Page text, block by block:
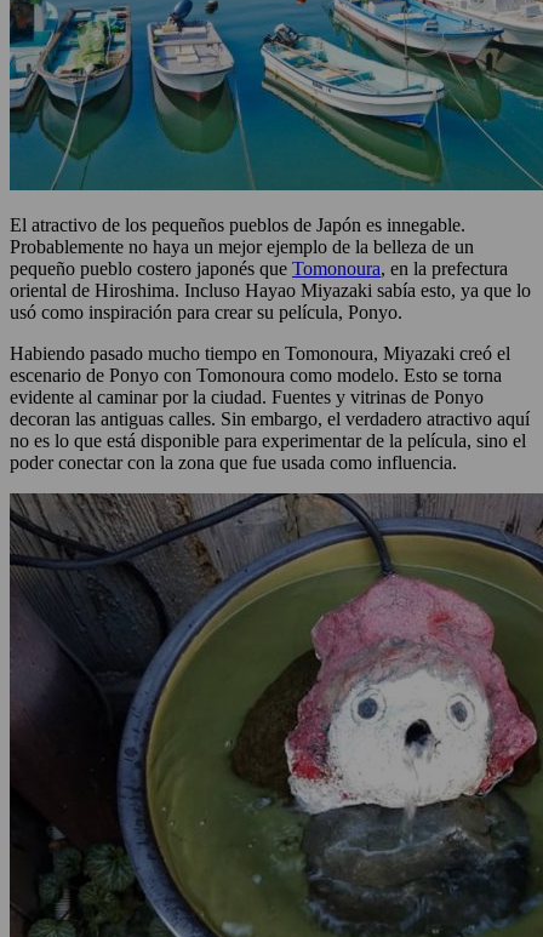
El atractivo de los pequeños pueblos de Japón es innegable.
Probablemente no haya un mejor ejemplo de la belleza de un
pequeño pueblo costero japonés que Tomonoura, en la prefectura
oriental de Hiroshima. Incluso Hayao Miyazaki sabía esto, ya que lo
usó como inspiración para crear su película, Ponyo.
Habiendo pasado mucho tiempo en Tomonoura, Miyazaki creó el
escenario de Ponyo con Tomonoura como modelo. Esto se torna
evidente al caminar por la ciudad. Fuentes y vitrinas de Ponyo
decoran las antiguas calles. Sin embargo, el verdadero atractivo aquí
no es lo que está disponible para experimentar de la película, sino el
poder conectar con la zona que fue usada como influencia.